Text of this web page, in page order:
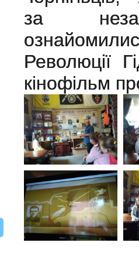
за
Революції
кінофільм